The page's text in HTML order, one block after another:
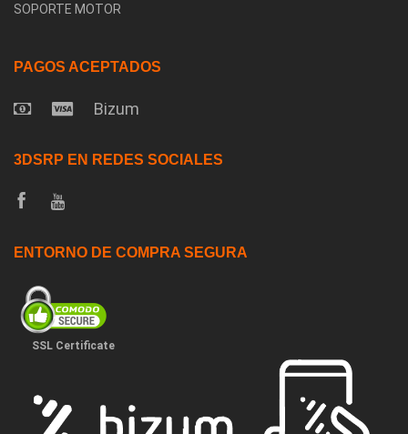
SOPORTE MOTOR
PAGOS ACEPTADOS
Bizum
3DSRP EN REDES SOCIALES
ENTORNO DE COMPRA SEGURA
SSL Certificate